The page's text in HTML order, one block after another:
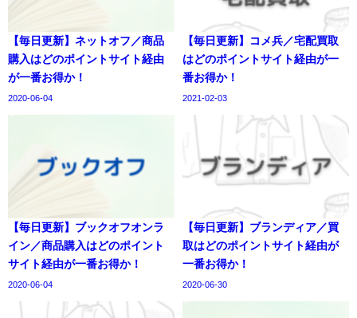
【毎日更新】ネットオフ／商品
購入はどのポイントサイト経由
が一番お得か！
2020-06-04
【毎日更新】コメ兵／宅配買取
はどのポイントサイト経由が一
番お得か！
2021-02-03
【毎日更新】ブックオフオンラ
イン／商品購入はどのポイント
サイト経由が一番お得か！
2020-06-04
【毎日更新】ブランディア／買
取はどのポイントサイト経由が
一番お得か！
2020-06-30